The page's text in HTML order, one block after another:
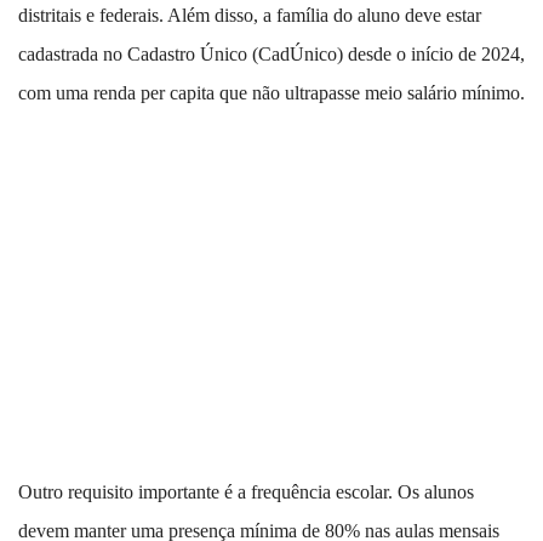
distritais e federais. Além disso, a família do aluno deve estar
cadastrada no Cadastro Único (CadÚnico) desde o início de 2024,
com uma renda per capita que não ultrapasse meio salário mínimo.
Outro requisito importante é a frequência escolar. Os alunos
devem manter uma presença mínima de 80% nas aulas mensais